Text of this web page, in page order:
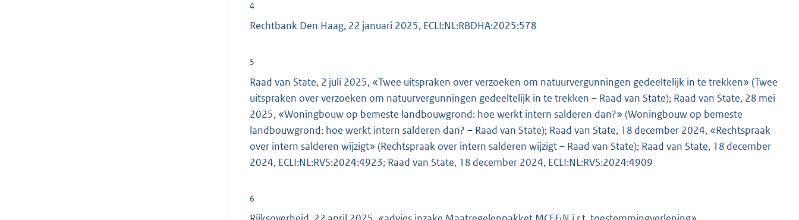
4
Rechtbank Den Haag, 22 januari 2025, ECLI:NL:RBDHA:2025:578
5
Raad van State, 2 juli 2025, «Twee uitspraken over verzoeken om natuurvergunningen gedeeltelijk in te trekken» (Twee
uitspraken over verzoeken om natuurvergunningen gedeeltelijk in te trekken – Raad van State); Raad van State, 28 mei
2025, «Woningbouw op bemeste landbouwgrond: hoe werkt intern salderen dan?» (Woningbouw op bemeste
landbouwgrond: hoe werkt intern salderen dan? – Raad van State); Raad van State, 18 december 2024, «Rechtspraak
over intern salderen wijzigt» (Rechtspraak over intern salderen wijzigt – Raad van State); Raad van State, 18 december
2024, ECLI:NL:RVS:2024:4923; Raad van State, 18 december 2024, ECLI:NL:RVS:2024:4909
6